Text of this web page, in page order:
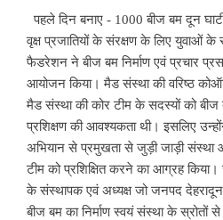
पहले दिन बनाए - 1000 बीज बम दून
वृक्ष प्रजातियों के संरक्षण के लिए
फैडरेशन ने बीज बम निर्माण एवं प्रचार
आयोजन किया। मैड संस्था की वरिष्ठ
मैड संस्था की कोर टीम के सदस्यों को बीज
प्रशिक्षण की आवश्यकता थी। इसलिए
अभियान से प्रमुखता से जुड़ी जाड़ी
टीम को प्रशिक्षित करने का आग्रह
के संस्थापक एवं अध्यक्ष जो जनपद
बीज बम का निर्माण स्वयं संस्था के स्रोतों